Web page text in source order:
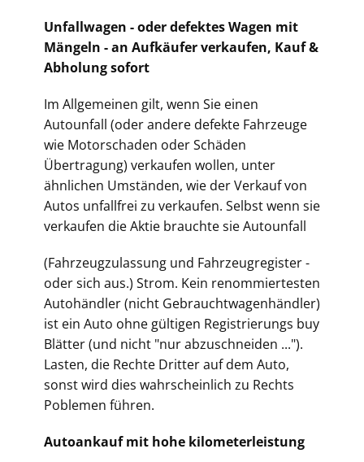
Unfallwagen - oder defektes Wagen mit
Mängeln - an Aufkäufer verkaufen, Kauf &
Abholung sofort
Im Allgemeinen gilt, wenn Sie einen
Autounfall (oder andere defekte Fahrzeuge
wie Motorschaden oder Schäden
Übertragung) verkaufen wollen, unter
ähnlichen Umständen, wie der Verkauf von
Autos unfallfrei zu verkaufen. Selbst wenn sie
verkaufen die Aktie brauchte sie Autounfall
(Fahrzeugzulassung und Fahrzeugregister -
oder sich aus.) Strom. Kein renommiertesten
Autohändler (nicht Gebrauchtwagenhändler)
ist ein Auto ohne gültigen Registrierungs buy
Blätter (und nicht "nur abzuschneiden ...").
Lasten, die Rechte Dritter auf dem Auto,
sonst wird dies wahrscheinlich zu Rechts
Poblemen führen.
Autoankauf mit hohe kilometerleistung